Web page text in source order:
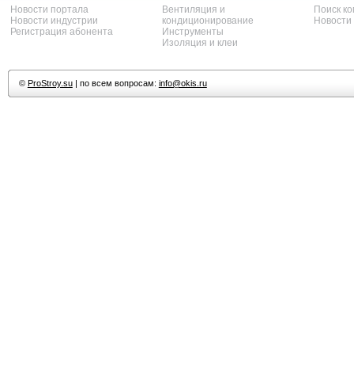
Новости портала
Новости индустрии
Регистрация абонента
Вентиляция и
кондиционирование
Инструменты
Изоляция и клеи
Поиск
© ProStroy.su| по всем вопросам: info@okis.ru